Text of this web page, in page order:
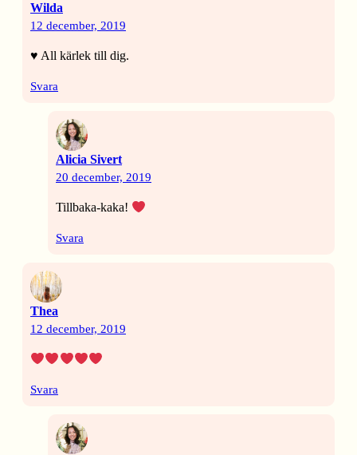
Wilda
12 december, 2019
♥️ All kärlek till dig.
Svara
Alicia Sivert
20 december, 2019
Tillbaka-kaka!
Svara
Thea
12 december, 2019
Svara